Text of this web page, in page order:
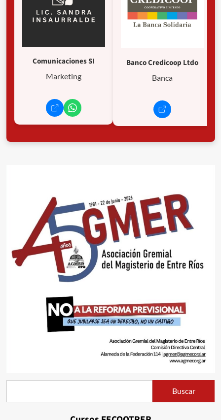
Comunicaciones SI
Marketing
Banco Credicoop Ltdo
Banca
Buscar